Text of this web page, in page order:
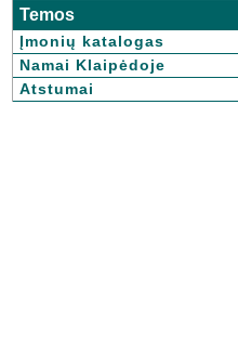
Temos
Įmonių katalogas
Namai Klaipėdoje
Atstumai